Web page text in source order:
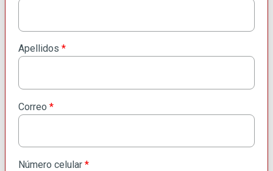
Apellidos *
Correo *
Número celular *